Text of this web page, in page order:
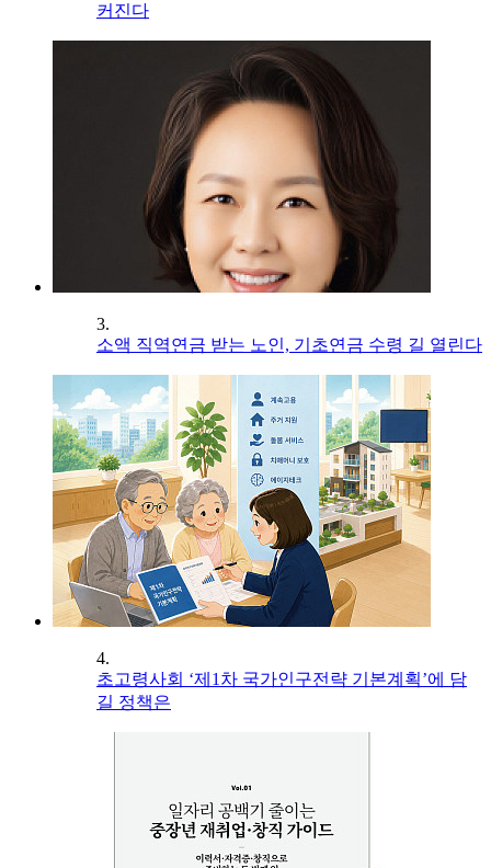
커진다
3.
소액 직역연금 받는 노인, 기초연금 수령 길 열린다
4.
초고령사회 ‘제1차 국가인구전략 기본계획’에 담
길 정책은